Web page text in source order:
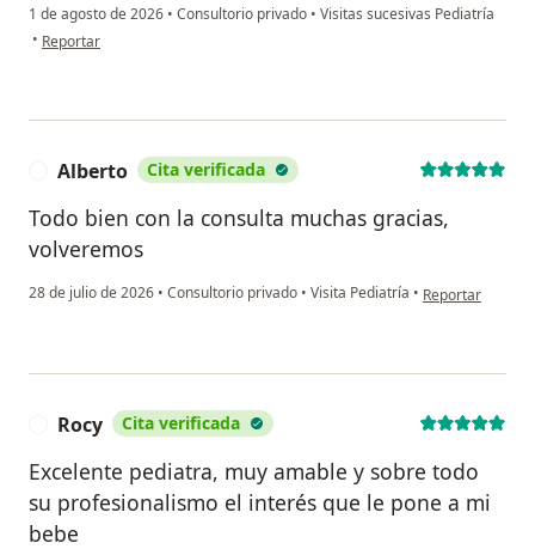
1 de agosto de 2026 • Consultorio privado • Visitas sucesivas Pediatría
• en opinión del usuario HF
Reportar
Alberto Cita verificada
Todo bien con la consulta muchas gracias,
volveremos
28 de julio de 2026 • Consultorio privado • Visita Pediatría • en opinión del
Reportar
Rocy Cita verificada
Excelente pediatra, muy amable y sobre todo
su profesionalismo el interés que le pone a mi
bebe